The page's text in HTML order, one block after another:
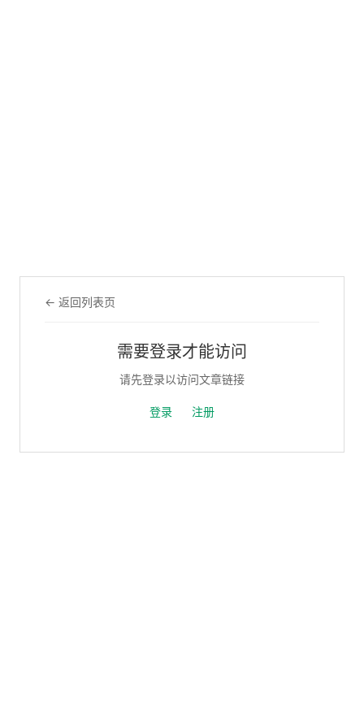
← 返回列表页
需要登录才能访问
请先登录以访问文章链接
登录 注册